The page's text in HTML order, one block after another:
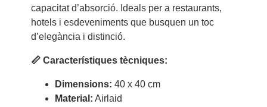
capacitat d’absorció. Ideals per a restaurants,
hotels i esdeveniments que busquen un toc
d’elegància i distinció.
📏 Característiques tècniques:
Dimensions: 40 x 40 cm
Material: Airlaid